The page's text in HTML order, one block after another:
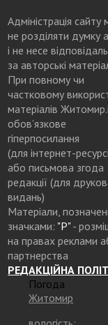
Адміністрація
не розділяти думку
і не несе
за авторські
При повному чи
частковому
матеріалів
обов’язкове
гіперпосилання
(для інтернет-
або письмова згода
редакції (для
видань)
Матеріали, позначені
значками: "Р"-
на правах реклами
партнерства
РЕДАКЦІЙНА
Погода
Житомир